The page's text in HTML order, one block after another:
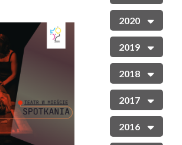
2020
2019
2018
2017
2016